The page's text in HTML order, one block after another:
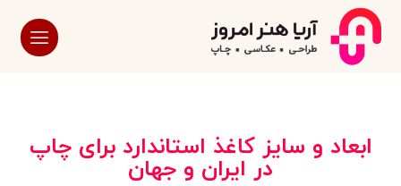
ابعاد و سایز کاغذ استاندارد برای چاپ
در ایران و جهان